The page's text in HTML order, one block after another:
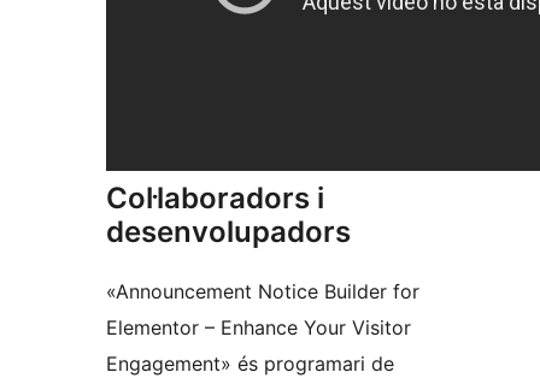
Col·laboradors i
desenvolupadors
«Announcement Notice Builder for
Elementor – Enhance Your Visitor
Engagement» és programari de